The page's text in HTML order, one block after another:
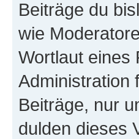
Beiträge du
wie
Wortlaut eines
Administration
Beiträge, nur
dulden dieses